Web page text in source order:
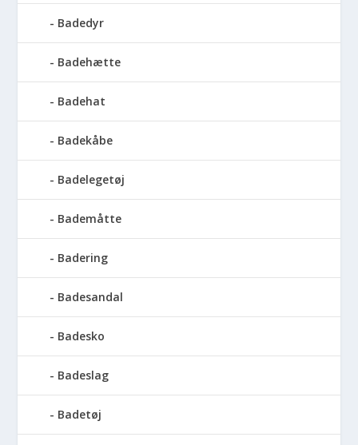
Badedyr
Badehætte
Badehat
Badekåbe
Badelegetøj
Bademåtte
Badering
Badesandal
Badesko
Badeslag
Badetøj